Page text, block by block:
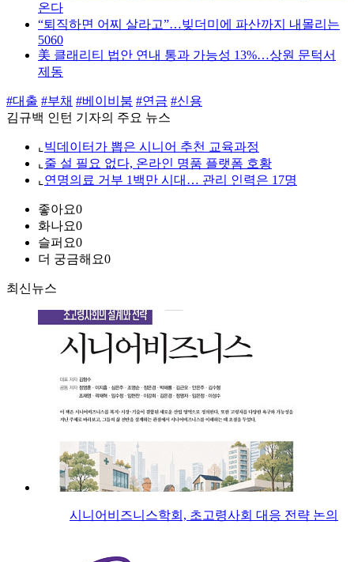
온다
“퇴직하면 어찌 살라고”…빚더미에 파산까지 내몰리는
5060
美 클래리티 법안 연내 통과 가능성 13%…상원 문턱서
제동
#대출 #부채 #베이비붐 #연금 #신용
김규백 인턴 기자의 주요 뉴스
⌞ 빅데이터가 뽑은 시니어 추천 교육과정
⌞ 줄 설 필요 없다, 온라인 명품 플랫폼 호황
⌞ 연명의료 거부 1백만 시대… 관리 인력은 17명
좋아요0
화나요0
슬퍼요0
더 궁금해요0
최신뉴스
시니어비즈니스학회, 초고령사회 대응 전략 논의